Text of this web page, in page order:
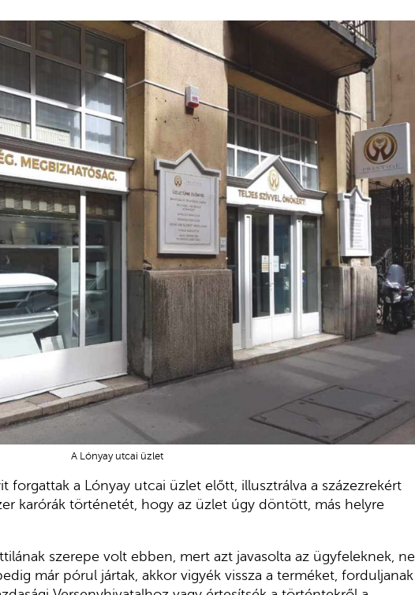
A Lónyay utcai üzlet
forgattak a Lónyay utcai üzlet előtt, illusztrálva a százezrekért
karórák történetét, hogy az üzlet úgy döntött, más helyre
szerepe volt ebben, mert azt javasolta az ügyfeleknek, ne
már pórul jártak, akkor vigyék vissza a terméket, forduljanak